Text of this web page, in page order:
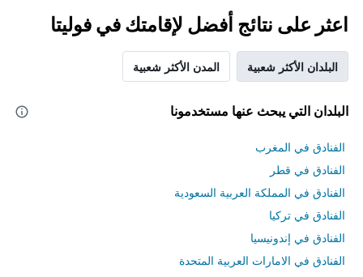
اعثر على نتائج أفضل لإقامتك في فوليتا
البلدان الأكثر شعبية المدن الأكثر شعبية
البلدان التي يبحث عنها مستخدمونا
الفنادق في المغرب
الفنادق في قطر
الفنادق في المملكة العربية السعودية
الفنادق في تركيا
الفنادق في إندونيسيا
الفنادق في الامارات العربية المتحدة